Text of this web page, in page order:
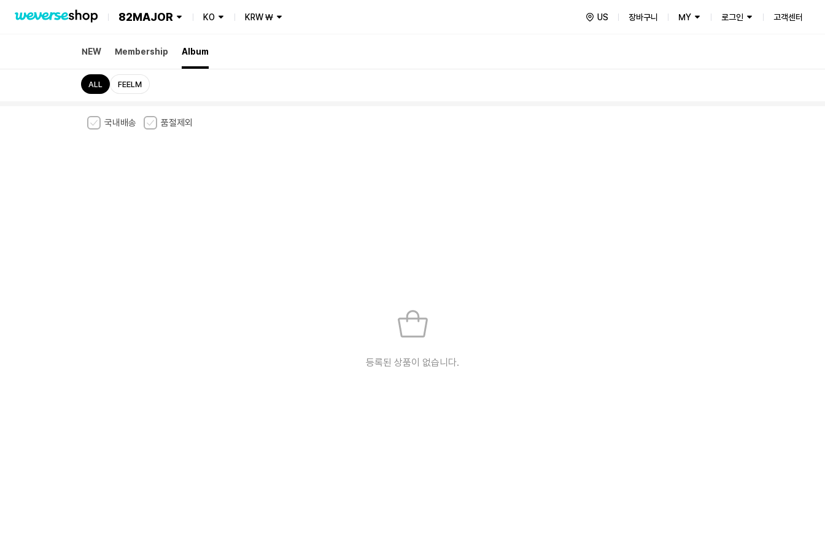
82MAJOR KO KRW₩ US 장바구니 MY 로그인 고객센터
NEW Membership Album
ALL FEELM
국내배송 품절제외
등록된 상품이 없습니다.